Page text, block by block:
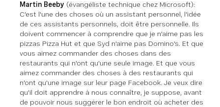
Martin Beeby (évangéliste technique chez Microsoft):
C'est l'une des choses où un assistant personnel, l'idée
de ces assistants personnels, doit être personnelle. Ils
doivent commencer à comprendre que je n'aime pas les
pizzas Pizza Hut et que Syd n'aime pas Domino's. Et que
vous aimez commander des choses dans des
restaurants qui n'ont qu'une seule image. Et que vous
aimez commander des choses à des restaurants qui
n'ont qu'une image sur leur page Facebook. Je veux dire
qu'il doit apprendre à nous connaître, je suppose, avant
de pouvoir nous suggérer le bon endroit où acheter des